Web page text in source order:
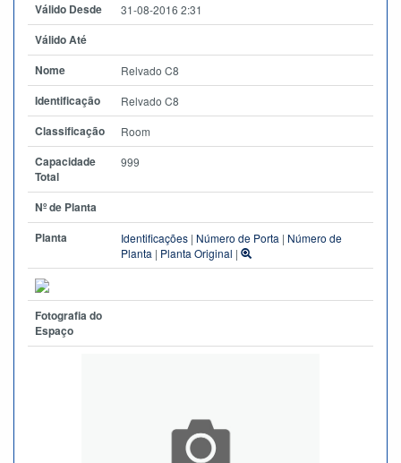
Válido Desde 31-08-2016 2:31
Válido Até
Nome
Relvado C8
Identificação Relvado C8
Classificação Room
Capacidade
Total
999
Nº de Planta
Planta
Identificações | Número de Porta | Número de
Planta | Planta Original |
Fotografia do
Espaço